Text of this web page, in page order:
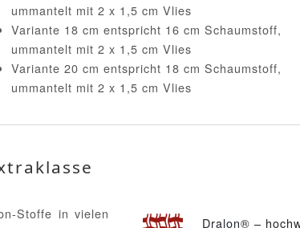
ummantelt mit 2 x 1,5 cm Vlies
Variante 18 cm entspricht 16 cm Schaumstoff,
ummantelt mit 2 x 1,5 cm Vlies
Variante 20 cm entspricht 18 cm Schaumstoff,
ummantelt mit 2 x 1,5 cm Vlies
Stoffe in vielen
Dralon® –